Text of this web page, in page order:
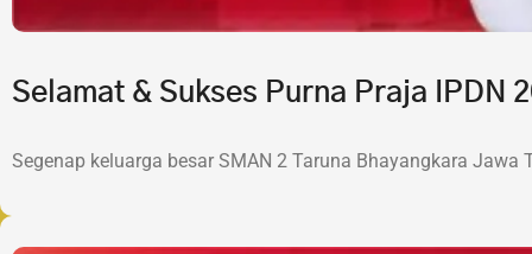
Selamat & Sukses Purna Praja IPDN
Segenap keluarga besar SMAN 2 Taruna Bhayangkara Jawa